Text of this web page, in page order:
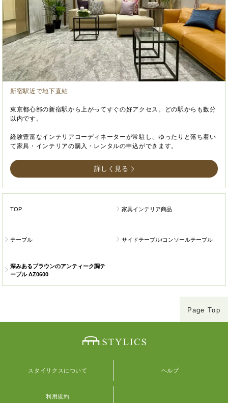
新宿駅近で地下直結
東京都心部の新宿駅から上がってすぐの好アクセス。どの駅からも数分
以内です。
経験豊富なインテリアコーディネーターが常駐し、ゆったりと落ち着い
て家具・インテリアの購入・レンタルの申込ができます。
詳しく見る
TOP 家具インテリア商品
テーブル サイドテーブル/コンソールテーブル
深みあるブラウンのアンティーク調テ
ーブル AZ0600
Page Top
スタイリクスについて ヘルプ
利用規約